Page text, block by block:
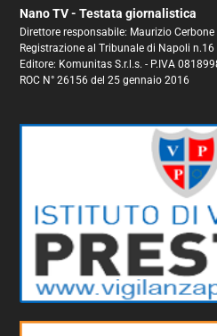
Nano TV - Testata giornalistica
Direttore responsabile: Maurizio Cerbone
Registrazione al Tribunale di Napoli n.16
Editore: Komunitas S.r.l.s. - P.IVA
ROC N° 26156 del 25 gennaio 2016